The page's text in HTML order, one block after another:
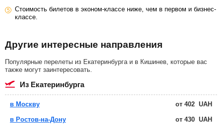
Стоимость билетов в эконом-классе ниже, чем в первом и бизнес-
классе.
Другие интересные направления
Популярные перелеты из Екатеринбурга и в Кишинев, которые вас
также могут заинтересовать.
из Екатеринбурга
в Москву от 402 UAH
в Ростов-на-Дону от 430 UAH